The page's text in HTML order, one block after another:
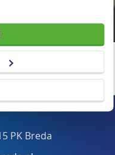
graag
PK Breda